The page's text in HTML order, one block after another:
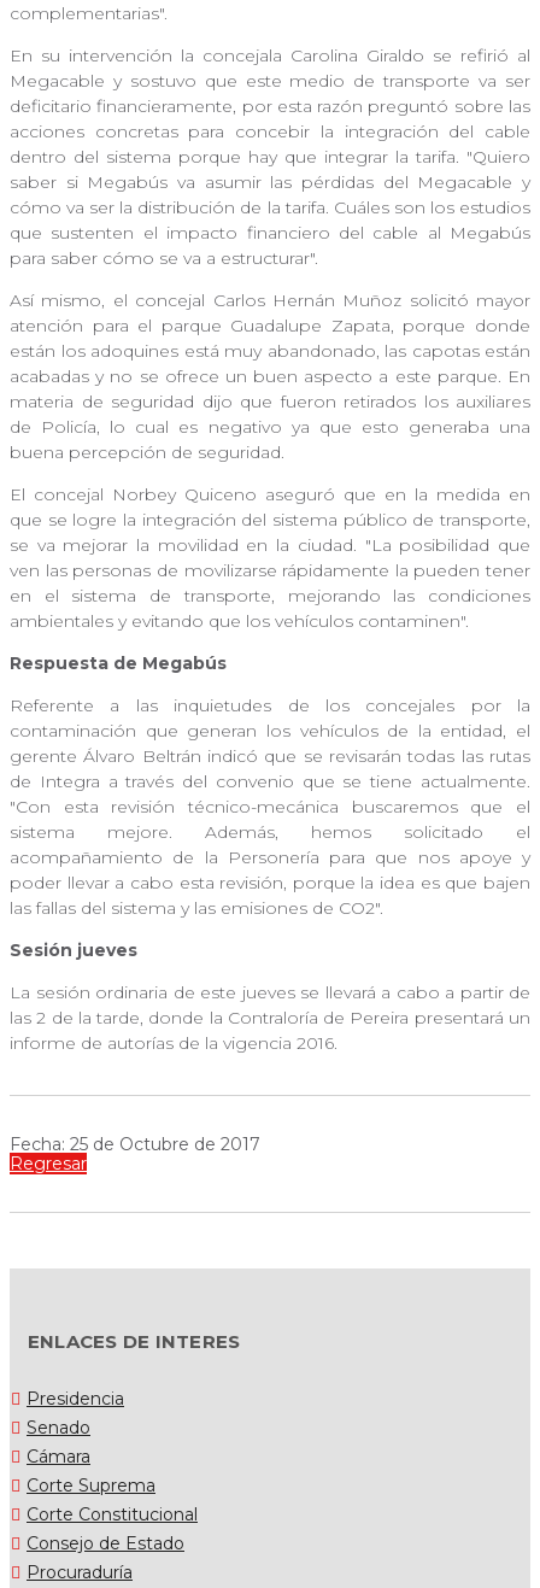
complementarias".
En su intervención la concejala Carolina Giraldo se refirió al
Megacable y sostuvo que este medio de transporte va ser
deficitario financieramente, por esta razón preguntó sobre las
acciones concretas para concebir la integración del cable
dentro del sistema porque hay que integrar la tarifa. "Quiero
saber si Megabús va asumir las pérdidas del Megacable y
cómo va ser la distribución de la tarifa. Cuáles son los estudios
que sustenten el impacto financiero del cable al Megabús
para saber cómo se va a estructurar".
Así mismo, el concejal Carlos Hernán Muñoz solicitó mayor
atención para el parque Guadalupe Zapata, porque donde
están los adoquines está muy abandonado, las capotas están
acabadas y no se ofrece un buen aspecto a este parque. En
materia de seguridad dijo que fueron retirados los auxiliares
de Policía, lo cual es negativo ya que esto generaba una
buena percepción de seguridad.
El concejal Norbey Quiceno aseguró que en la medida en
que se logre la integración del sistema público de transporte,
se va mejorar la movilidad en la ciudad. "La posibilidad que
ven las personas de movilizarse rápidamente la pueden tener
en el sistema de transporte, mejorando las condiciones
ambientales y evitando que los vehículos contaminen".
Respuesta de Megabús
Referente a las inquietudes de los concejales por la
contaminación que generan los vehículos de la entidad, el
gerente Álvaro Beltrán indicó que se revisarán todas las rutas
de Integra a través del convenio que se tiene actualmente.
"Con esta revisión técnico-mecánica buscaremos que el
sistema mejore. Además, hemos solicitado el
acompañamiento de la Personería para que nos apoye y
poder llevar a cabo esta revisión, porque la idea es que bajen
las fallas del sistema y las emisiones de CO2".
Sesión jueves
La sesión ordinaria de este jueves se llevará a cabo a partir de
las 2 de la tarde, donde la Contraloría de Pereira presentará un
informe de autorías de la vigencia 2016.
Fecha: 25 de Octubre de 2017
Regresar
ENLACES DE INTERES
Presidencia
Senado
Cámara
Corte Suprema
Corte Constitucional
Consejo de Estado
Procuraduría